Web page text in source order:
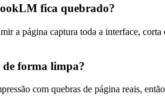
fica quebrado?
a página captura toda a interface,
de forma limpa?
com quebras de página reais,